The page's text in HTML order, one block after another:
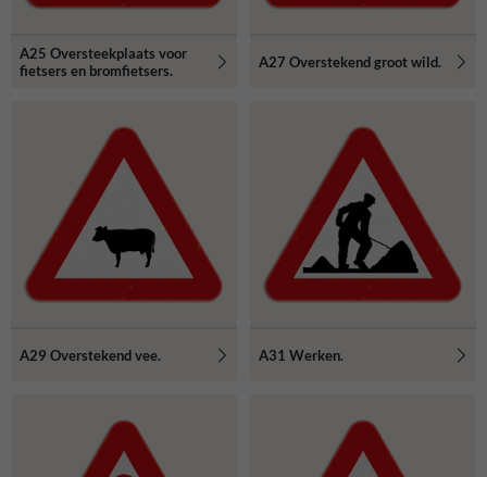
A25 Oversteekplaats voor
fietsers en bromfietsers.
A27 Overstekend groot wild.
A29 Overstekend vee. A31 Werken.